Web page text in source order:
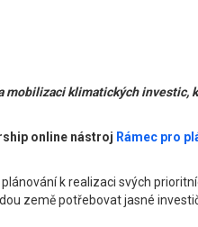
klimatických investic,
online nástroj Rámec pro
k realizaci svých
země potřebovat jasné